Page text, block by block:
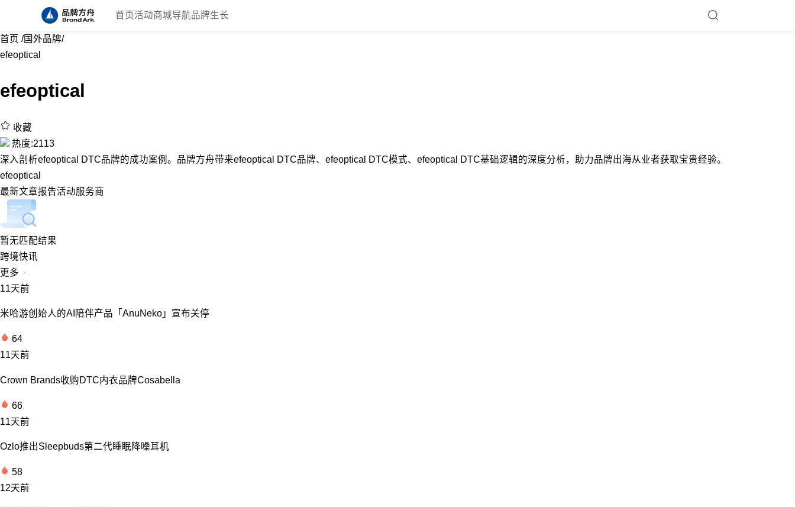
首页 活动商城导航品牌生长
首页 /国外品牌/
efeoptical
efeoptical
收藏
热度:2113
深入剖析efeoptical DTC品牌的成功案例。品牌方舟带来efeoptical DTC品牌、efeoptical DTC模式、efeoptical DTC基础逻辑的深度分析，助力品牌出海从业者获取宝贵经验。
efeoptical
最新文章报告活动服务商
暂无匹配结果
跨境快讯
更多
11天前
米哈游创始人的AI陪伴产品「AnuNeko」宣布关停
64
11天前
Crown Brands收购DTC内衣品牌Cosabella
66
11天前
Ozlo推出Sleepbuds第二代睡眠降噪耳机
58
12天前